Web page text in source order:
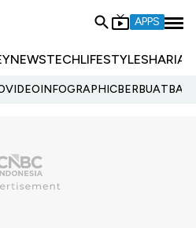
APPS
NEWSTECHLIFESTYLESHARIA
VIDEOINFOGRAPHIC